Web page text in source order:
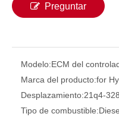
Preguntar
Modelo:ECM del
Marca del producto:for
Desplazamiento:21q4-
Tipo de combustible: